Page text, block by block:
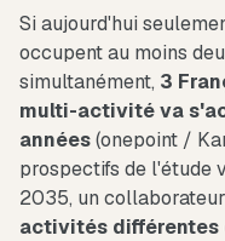
Si aujourd'hui
occupent au moins
simultanément, 3
multi-activité va
années(onepoint /
prospectifs de l'étude
2035, un
activités différentes